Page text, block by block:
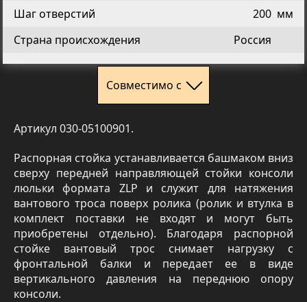
Шаг отверстий 200 мм
Страна происхождения
Россия
Совместимо с
Артикул 030-05100901.
Распорная стойка устанавливается башмаком вниз
сверху передней направляющей стойки консоли
люльки формата ZLP и служит для натяжения
вантового троса поверх ролика (ролик и втулка в
комплект поставки не входят и могут быть
приобретены отдельно). Благодаря распорной
стойке вантовый трос снимает нагрузку с
фронтальной балки и передает ее в виде
вертикального давления на переднюю опору
консоли.